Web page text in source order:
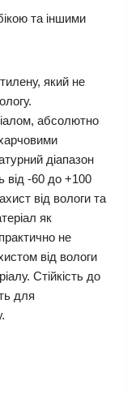
та іншими
який не
абсолютно
діапазон
від -60 до +100
від вологи та
як
не
від вологи
Стійкість до
для